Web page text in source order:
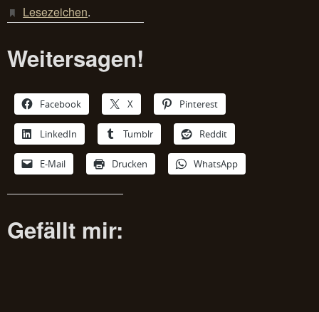
Lesezeichen.
Weitersagen!
Facebook X Pinterest
LinkedIn Tumblr Reddit
E-Mail Drucken WhatsApp
Gefällt mir: